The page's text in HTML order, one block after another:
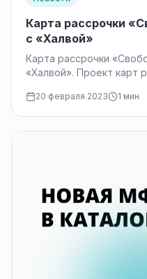
Карта рассрочки
c «Халвой»
Карта рассрочки
«Халвой». Проект карт
рассрочки «Халва». В
20 февраля 2023 1 мин